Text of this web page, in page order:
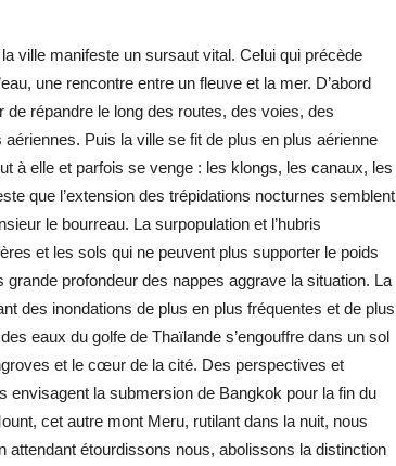
ville manifeste un sursaut vital. Celui qui précède
une rencontre entre un fleuve et la mer. D’abord
de répandre le long des routes, des voies, des
Puis la ville se fit de plus en plus aérienne
à elle et parfois se venge : les klongs, les canaux, les
que l’extension des trépidations nocturnes semblent
le bourreau. La surpopulation et l’hubris
et les sols qui ne peuvent plus supporter le poids
profondeur des nappes aggrave la situation. La
des inondations de plus en plus fréquentes et de plus
eaux du golfe de Thaïlande s’engouffre dans un sol
et le cœur de la cité. Des perspectives et
envisagent la submersion de Bangkok pour la fin du
cet autre mont Meru, rutilant dans la nuit, nous
attendant étourdissons nous, abolissons la distinction